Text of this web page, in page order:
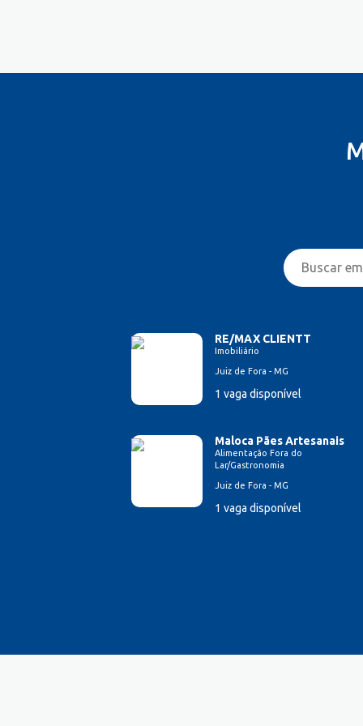
Engenharia Mecânica
Entregador/Motoboy
Esteticista
Ferramenteiro
Financeiro/Auxiliar Financeiro
Fonoaudi
RE/MAX CLIENTT
Imobiliário
Juiz de Fora - MG
1 vaga disponível
Maloca Pães Artesanais
Alimentação Fora do
Lar/Gastronomia
Juiz de Fora - MG
1 vaga disponível